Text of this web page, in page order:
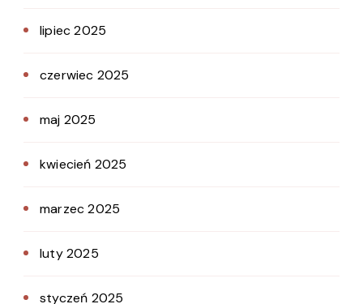
lipiec 2025
czerwiec 2025
maj 2025
kwiecień 2025
marzec 2025
luty 2025
styczeń 2025